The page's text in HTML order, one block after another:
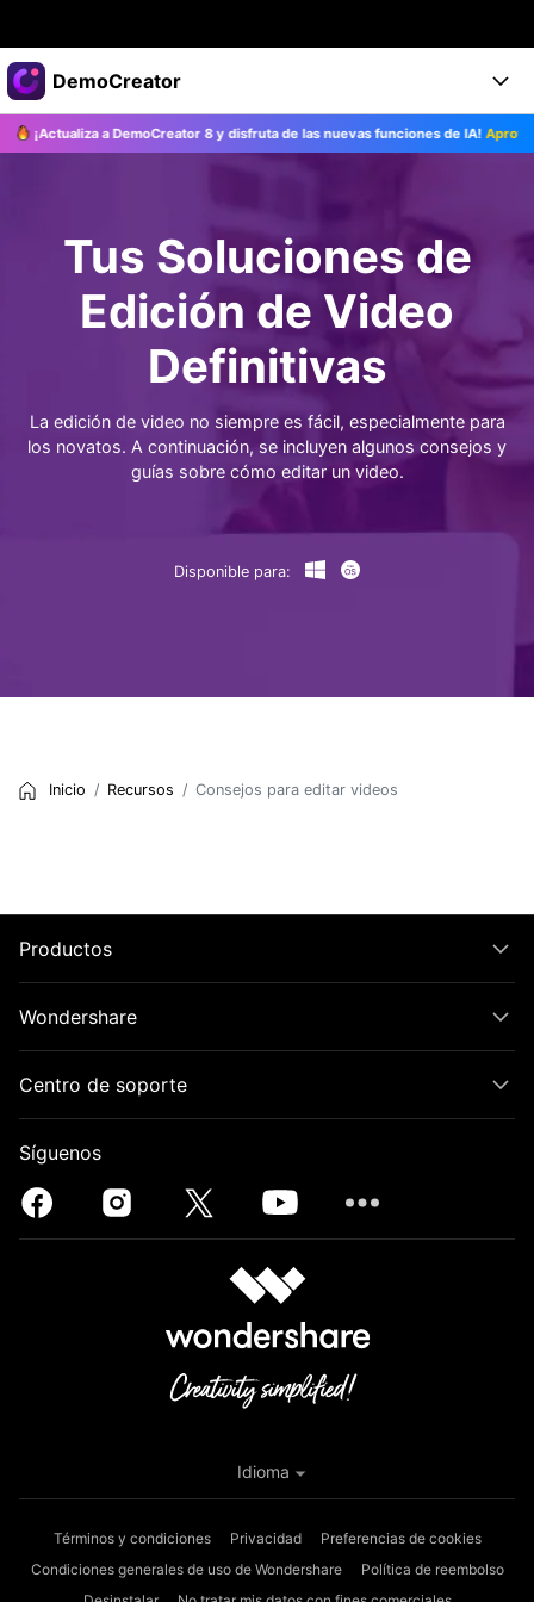
Productos destacados
Creatividad digital con AIGC
Utilidades
Empresas
Sala de prensa
DemoCreator
Productos
Características
Características IA
Consejos sobre la IA
Soluciones
DemoCreator para
Ayuda
Ayuda
DESCARGAR COMPRAR AHORAIniciar
¡Actualiza a DemoCreator 8 y disfruta de las nuevas funciones de IA!
Tus Soluciones de
Edición de Video
Definitivas
La edición de video no siempre es fácil, especialmente para
los novatos. A continuación, se incluyen algunos consejos y
guías sobre cómo editar un video.
Disponible para:
Inicio Recursos Consejos para editar videos
Productos
Wondershare
Centro de soporte
Síguenos
Términos y condiciones Privacidad
Preferencias de cookies
Condiciones generales de uso de Wondershare
Política de reembolso
Idioma